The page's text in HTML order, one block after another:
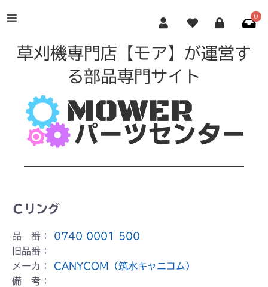
0
草刈機専門店【モア】が運営す
る部品専門サイト
Ｃリング
品 番： 0740 0001 500
旧品番：
メーカ： CANYCOM（筑水キャニコム）
備 考：